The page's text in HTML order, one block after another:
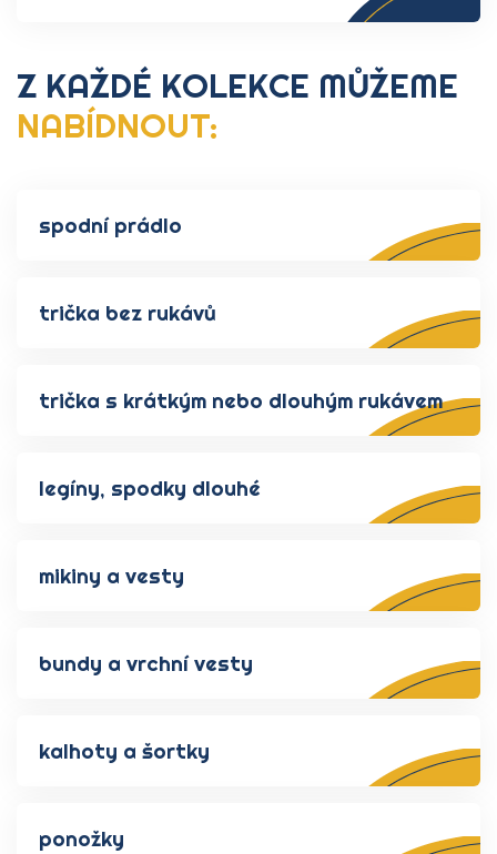
Z KAŽDÉ KOLEKCE MŮŽEME
NABÍDNOUT:
spodní prádlo
trička bez rukávů
trička s krátkým nebo dlouhým rukávem
legíny, spodky dlouhé
mikiny a vesty
bundy a vrchní vesty
kalhoty a šortky
ponožky